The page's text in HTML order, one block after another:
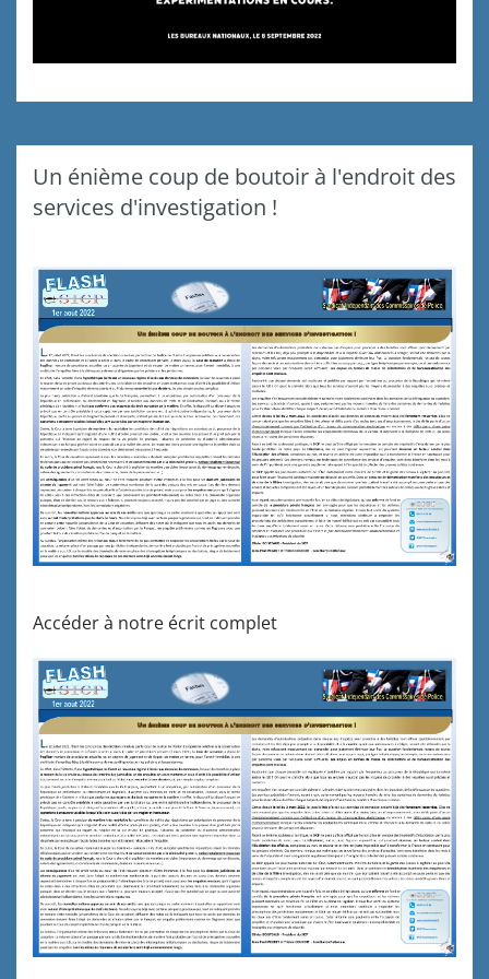
Un énième coup de boutoir à l'endroit des
services d'investigation !
Accéder à notre écrit complet
Plus d'articles...
Commission de suivi IRP 2021
Réunion de la parité syndicale avec le ministre de
l'Intérieur